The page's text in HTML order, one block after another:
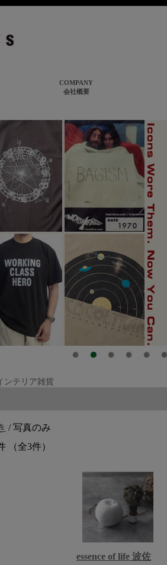
ンテリア雑貨
/ 写真のみ
（全3件）
essence of life 波佐